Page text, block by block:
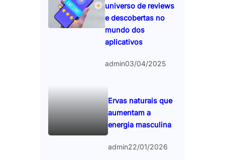
universo de reviews
e descobertas no
mundo dos
aplicativos
admin03/04/2025
Ervas naturais que
aumentam a
energia masculina
admin22/01/2026